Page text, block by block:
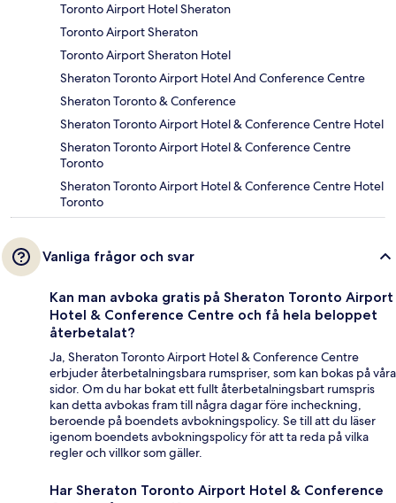
Toronto Airport Hotel Sheraton
Toronto Airport Sheraton
Toronto Airport Sheraton Hotel
Sheraton Toronto Airport Hotel And Conference Centre
Sheraton Toronto & Conference
Sheraton Toronto Airport Hotel & Conference Centre Hotel
Sheraton Toronto Airport Hotel & Conference Centre
Toronto
Sheraton Toronto Airport Hotel & Conference Centre Hotel
Toronto
Vanliga frågor och svar
Kan man avboka gratis på Sheraton Toronto Airport
Hotel & Conference Centre och få hela beloppet
återbetalat?
Ja, Sheraton Toronto Airport Hotel & Conference Centre
erbjuder återbetalningsbara rumspriser, som kan bokas på våra
sidor. Om du har bokat ett fullt återbetalningsbart rumspris
kan detta avbokas fram till några dagar före incheckning,
beroende på boendets avbokningspolicy. Se till att du läser
igenom boendets avbokningspolicy för att ta reda på vilka
regler och villkor som gäller.
Har Sheraton Toronto Airport Hotel & Conference